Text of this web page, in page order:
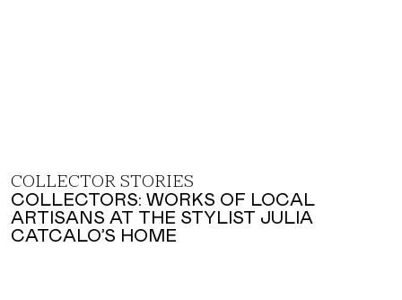
COLLECTOR STORIES
COLLECTORS: WORKS OF LOCAL
ARTISANS AT THE STYLIST JULIA
CATCALO’S HOME